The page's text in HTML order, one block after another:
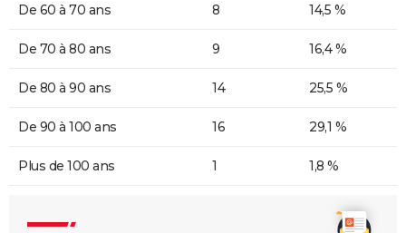
De 60 à 70 ans 8 14,5 %
De 70 à 80 ans 9 16,4 %
De 80 à 90 ans 14 25,5 %
De 90 à 100 ans 16 29,1 %
Plus de 100 ans 1 1,8 %